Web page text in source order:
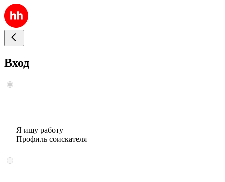
Вход
Я ищу работу
Профиль соискателя